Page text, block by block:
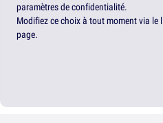
paramètres de confidentialité.
Modifiez ce choix à tout moment via le
page.